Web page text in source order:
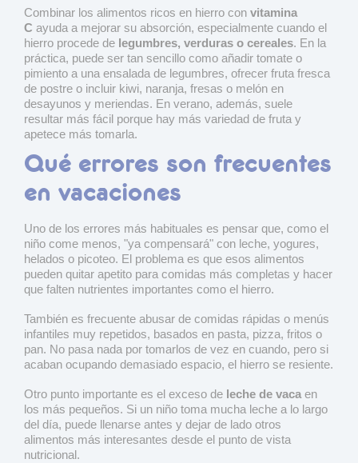
Combinar los alimentos ricos en hierro con vitamina
C ayuda a mejorar su absorción, especialmente cuando el
hierro procede de legumbres, verduras o cereales. En la
práctica, puede ser tan sencillo como añadir tomate o
pimiento a una ensalada de legumbres, ofrecer fruta fresca
de postre o incluir kiwi, naranja, fresas o melón en
desayunos y meriendas. En verano, además, suele
resultar más fácil porque hay más variedad de fruta y
apetece más tomarla.
Qué errores son frecuentes
en vacaciones
Uno de los errores más habituales es pensar que, como el
niño come menos, "ya compensará" con leche, yogures,
helados o picoteo. El problema es que esos alimentos
pueden quitar apetito para comidas más completas y hacer
que falten nutrientes importantes como el hierro.
También es frecuente abusar de comidas rápidas o menús
infantiles muy repetidos, basados en pasta, pizza, fritos o
pan. No pasa nada por tomarlos de vez en cuando, pero si
acaban ocupando demasiado espacio, el hierro se resiente.
Otro punto importante es el exceso de leche de vaca en
los más pequeños. Si un niño toma mucha leche a lo largo
del día, puede llenarse antes y dejar de lado otros
alimentos más interesantes desde el punto de vista
nutricional.